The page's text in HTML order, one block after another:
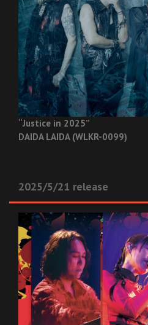
“Justice in 2025”
DAIDA LAIDA (WLKR-0099)
2025/5/21 release